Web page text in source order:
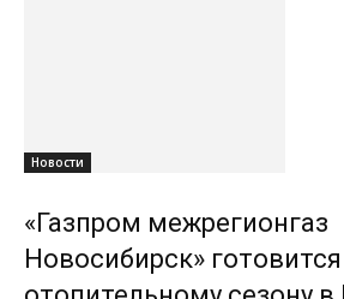
Новости
«Газпром межрегионгаз
Новосибирск»